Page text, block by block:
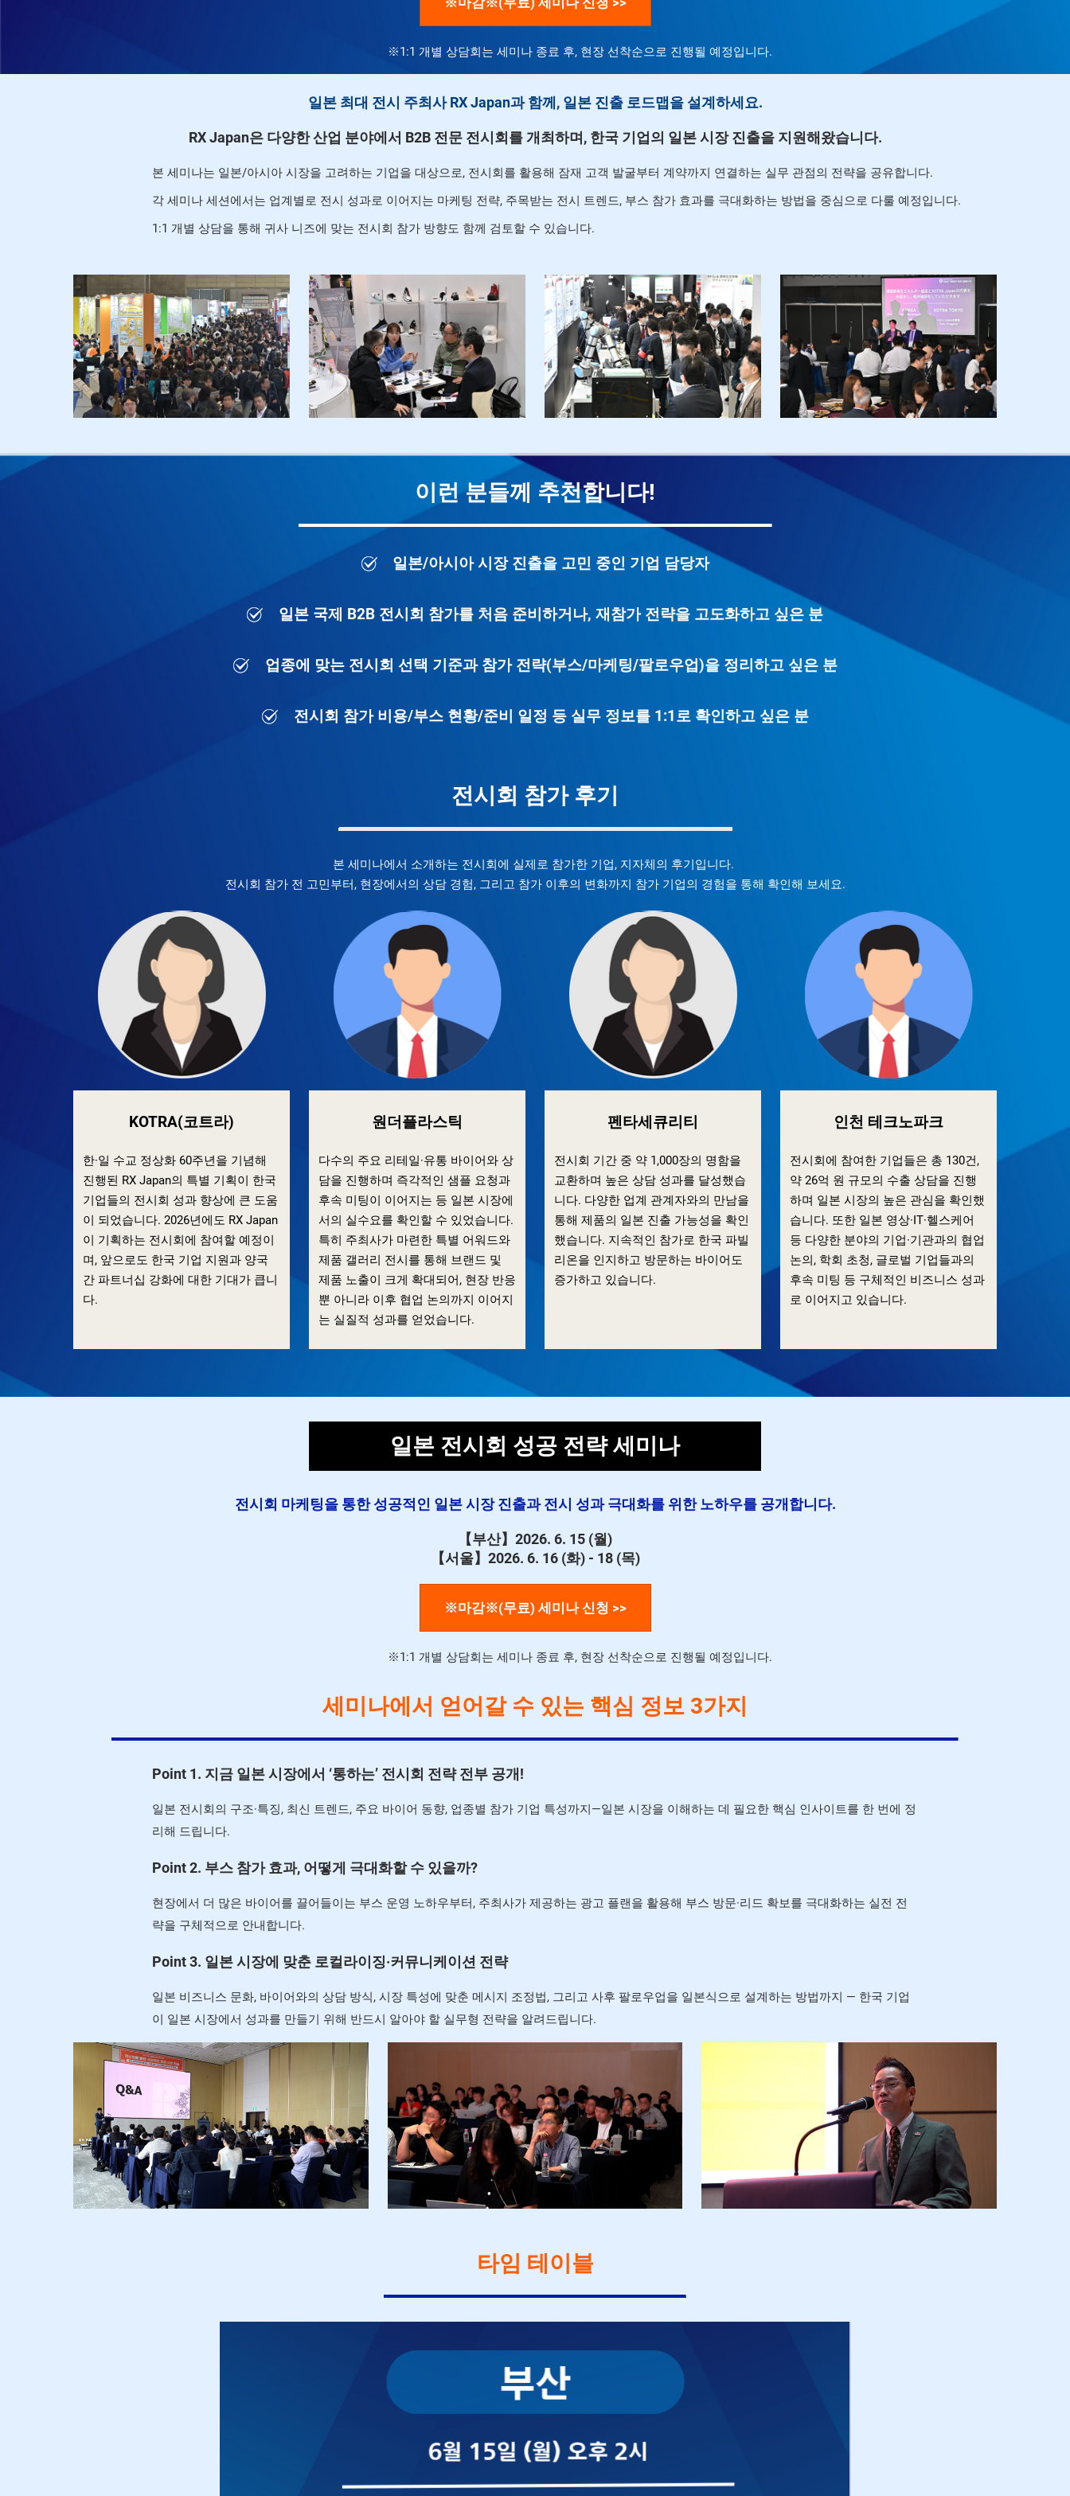
※1:1 개별 상담회는 세미나 종료 후, 현장 선착순으로 진행될 예정입니다.
일본 최대 전시 주최사 RX Japan과 함께, 일본 진출 로드맵을 설계하세요.
RX Japan은 다양한 산업 분야에서 B2B 전문 전시회를 개최하며, 한국 기업의 일본 시장 진출을 지원해왔습니다.
본 세미나는 일본/아시아 시장을 고려하는 기업을 대상으로, 전시회를 활용해 잠재 고객 발굴부터 계약까지 연결하는 실무 관점의 전략을 공유합니다.
각 세미나 세션에서는 업계별로 전시 성과로 이어지는 마케팅 전략, 주목받는 전시 트렌드, 부스 참가 효과를 극대화하는 방법을 중심으로 다룰 예정입니다.
1:1 개별 상담을 통해 귀사 니즈에 맞는 전시회 참가 방향도 함께 검토할 수 있습니다.
이런 분들께 추천합니다!
일본/아시아 시장 진출을 고민 중인 기업 담당자
일본 국제 B2B 전시회 참가를 처음 준비하거나, 재참가 전략을 고도화하고 싶은 분
업종에 맞는 전시회 선택 기준과 참가 전략(부스/마케팅/팔로우업)을 정리하고 싶은 분
전시회 참가 비용/부스 현황/준비 일정 등 실무 정보를 1:1로 확인하고 싶은 분
전시회 참가 후기
본 세미나에서 소개하는 전시회에 실제로 참가한 기업, 지자체의 후기입니다.
전시회 참가 전 고민부터, 현장에서의 상담 경험, 그리고 참가 이후의 변화까지 참가 기업의 경험을 통해 확인해 보세요.
KOTRA(코트라)
한·일 수교 정상화 60주년을 기념해
진행된 RX Japan의 특별 기획이 한국
기업들의 전시회 성과 향상에 큰 도움
이 되었습니다. 2026년에도 RX Japan
이 기획하는 전시회에 참여할 예정이
며, 앞으로도 한국 기업 지원과 양국
간 파트너십 강화에 대한 기대가 큽니
다.
원더플라스틱
다수의 주요 리테일·유통 바이어와 상
담을 진행하며 즉각적인 샘플 요청과
후속 미팅이 이어지는 등 일본 시장에
서의 실수요를 확인할 수 있었습니다.
특히 주최사가 마련한 특별 어워드와
제품 갤러리 전시를 통해 브랜드 및
제품 노출이 크게 확대되어, 현장 반응
뿐 아니라 이후 협업 논의까지 이어지
는 실질적 성과를 얻었습니다.
펜타세큐리티
전시회 기간 중 약 1,000장의 명함을
교환하며 높은 상담 성과를 달성했습
니다. 다양한 업계 관계자와의 만남을
통해 제품의 일본 진출 가능성을 확인
했습니다. 지속적인 참가로 한국 파빌
리온을 인지하고 방문하는 바이어도
증가하고 있습니다.
인천 테크노파크
전시회에 참여한 기업들은 총 130건,
약 26억 원 규모의 수출 상담을 진행
하며 일본 시장의 높은 관심을 확인했
습니다. 또한 일본 영상·IT·헬스케어
등 다양한 분야의 기업·기관과의 협업
논의, 학회 초청, 글로벌 기업들과의
후속 미팅 등 구체적인 비즈니스 성과
로 이어지고 있습니다.
일본 전시회 성공 전략 세미나
전시회 마케팅을 통한 성공적인 일본 시장 진출과 전시 성과 극대화를 위한 노하우를 공개합니다.
【부산】2026. 6. 15 (월)
【서울】2026. 6. 16 (화) - 18 (목)
※마감※(무료) 세미나 신청 >>
※1:1 개별 상담회는 세미나 종료 후, 현장 선착순으로 진행될 예정입니다.
세미나에서 얻어갈 수 있는 핵심 정보 3가지
Point 1. 지금 일본 시장에서 ‘통하는’ 전시회 전략 전부 공개!
일본 전시회의 구조·특징, 최신 트렌드, 주요 바이어 동향, 업종별 참가 기업 특성까지—일본 시장을 이해하는 데 필요한 핵심 인사이트를 한 번에 정
리해 드립니다.
Point 2. 부스 참가 효과, 어떻게 극대화할 수 있을까?
현장에서 더 많은 바이어를 끌어들이는 부스 운영 노하우부터, 주최사가 제공하는 광고 플랜을 활용해 부스 방문·리드 확보를 극대화하는 실전 전
략을 구체적으로 안내합니다.
Point 3. 일본 시장에 맞춘 로컬라이징·커뮤니케이션 전략
일본 비즈니스 문화, 바이어와의 상담 방식, 시장 특성에 맞춘 메시지 조정법, 그리고 사후 팔로우업을 일본식으로 설계하는 방법까지 — 한국 기업
이 일본 시장에서 성과를 만들기 위해 반드시 알아야 할 실무형 전략을 알려드립니다.
타임 테이블